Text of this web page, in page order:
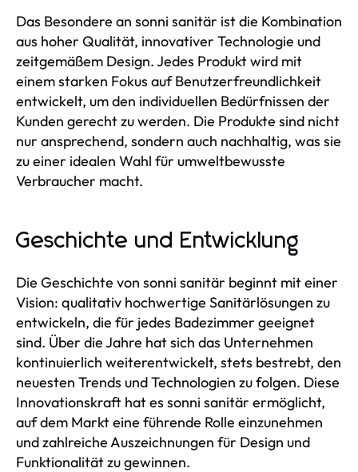
Das Besondere an sonni sanitär ist die Kombination
aus hoher Qualität, innovativer Technologie und
zeitgemäßem Design. Jedes Produkt wird mit
einem starken Fokus auf Benutzerfreundlichkeit
entwickelt, um den individuellen Bedürfnissen der
Kunden gerecht zu werden. Die Produkte sind nicht
nur ansprechend, sondern auch nachhaltig, was sie
zu einer idealen Wahl für umweltbewusste
Verbraucher macht.
Geschichte und Entwicklung
Die Geschichte von sonni sanitär beginnt mit einer
Vision: qualitativ hochwertige Sanitärlösungen zu
entwickeln, die für jedes Badezimmer geeignet
sind. Über die Jahre hat sich das Unternehmen
kontinuierlich weiterentwickelt, stets bestrebt, den
neuesten Trends und Technologien zu folgen. Diese
Innovationskraft hat es sonni sanitär ermöglicht,
auf dem Markt eine führende Rolle einzunehmen
und zahlreiche Auszeichnungen für Design und
Funktionalität zu gewinnen.